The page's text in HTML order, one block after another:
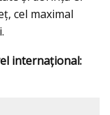
cel maximal
internaţional: